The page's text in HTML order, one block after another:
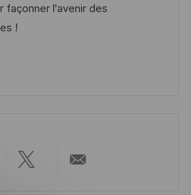
e
façonner l'avenir des
!
Partager